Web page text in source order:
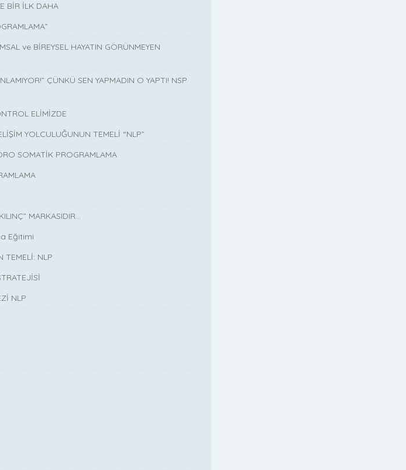
BİR İLK DAHA
ve BİREYSEL HAYATIN GÖRÜNMEYEN
ÇÜNKÜ SEN YAPMADIN O YAPTI! NSP
ELİMİZDE
YOLCULUĞUNUN TEMELİ “NLP”
SOMATİK PROGRAMLAMA
MARKASIDIR…
Eğitimi
TEMELİ: NLP
NLP